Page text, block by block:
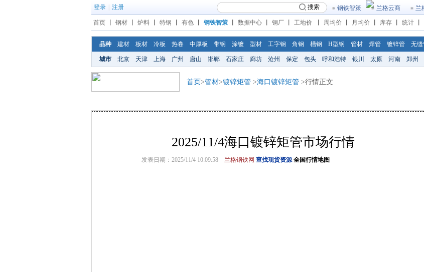
登录 注册 搜索 钢铁智策 兰格云商 兰
首页 钢材 炉料 特钢 有色 钢铁智策 数据中心 钢厂 工地价 周均价 月均价 库存 统计
品种 建材 板材 冷板 热卷 中厚板 带钢 涂镀 型材 工字钢 角钢 槽钢 H型钢 管材 焊管 镀锌管 无
城市 北京 天津 上海 广州 唐山 邯郸 石家庄 廊坊 沧州 保定 包头 呼和浩特 银川 太原 河南 郑州
首页>管材>镀锌矩管 >海口镀锌矩管 >行情正文
2025/11/4海口镀锌矩管市场行情
发表日期：2025/11/4 10:09:58 兰格钢铁网 查找现货资源 全国行情地图